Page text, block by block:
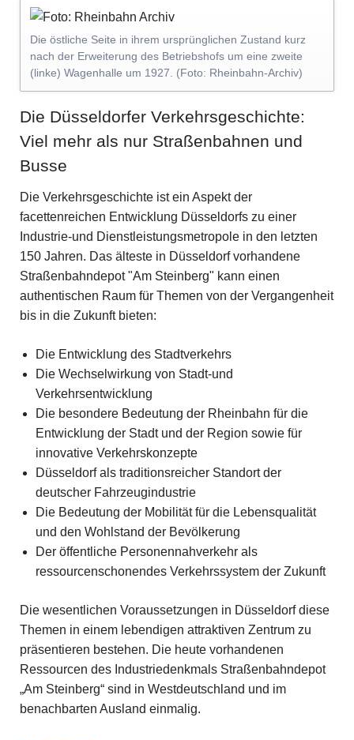
Die östliche Seite in ihrem ursprünglichen Zustand kurz
nach der Erweiterung des Betriebshofs um eine zweite
(linke) Wagenhalle um 1927. (Foto: Rheinbahn-Archiv)
Die Düsseldorfer Verkehrsgeschichte:
Viel mehr als nur Straßenbahnen und
Busse
Die Verkehrsgeschichte ist ein Aspekt der
facettenreichen Entwicklung Düsseldorfs zu einer
Industrie-und Dienstleistungsmetropole in den letzten
150 Jahren. Das älteste in Düsseldorf vorhandene
Straßenbahndepot "Am Steinberg" kann einen
authentischen Raum für Themen von der Vergangenheit
bis in die Zukunft bieten:
Die Entwicklung des Stadtverkehrs
Die Wechselwirkung von Stadt-und
Verkehrsentwicklung
Die besondere Bedeutung der Rheinbahn für die
Entwicklung der Stadt und der Region sowie für
innovative Verkehrskonzepte
Düsseldorf als traditionsreicher Standort der
deutscher Fahrzeugindustrie
Die Bedeutung der Mobilität für die Lebensqualität
und den Wohlstand der Bevölkerung
Der öffentliche Personennahverkehr als
ressourcenschonendes Verkehrssystem der Zukunft
Die wesentlichen Voraussetzungen in Düsseldorf diese
Themen in einem lebendigen attraktiven Zentrum zu
präsentieren bestehen. Die heute vorhandenen
Ressourcen des Industriedenkmals Straßenbahndepot
„Am Steinberg“ sind in Westdeutschland und im
benachbarten Ausland einmalig.